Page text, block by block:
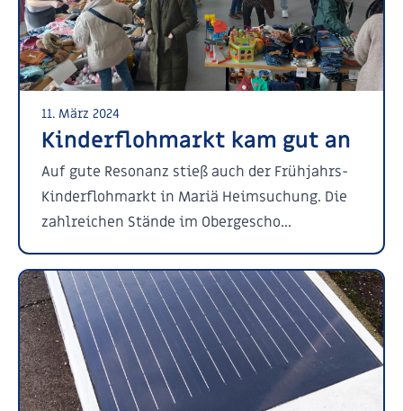
11. März 2024
Kinderflohmarkt kam gut an
Auf gute Resonanz stieß auch der Frühjahrs-
Kinderflohmarkt in Mariä Heimsuchung. Die
zahlreichen Stände im Obergescho...